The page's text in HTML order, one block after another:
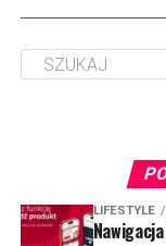
LIFESTYLE